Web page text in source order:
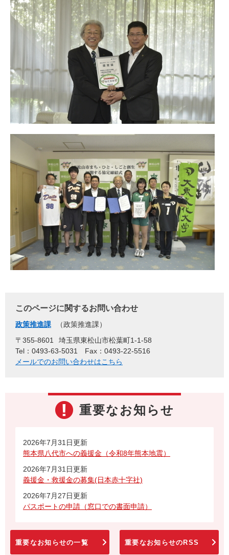
このページに関するお問い合わせ
政策推進課
政策推進課
〒355-8601
埼玉県東松山市松葉町1-1-58
Tel：0493-63-5031
Fax：0493-22-5516
メールでのお問い合わせはこちら
重要なお知らせ
2026年7月31日更新
熊本県八代市への義援金（令和8年熊本地震）
2026年7月31日更新
義援金・救援金の募集(日本赤十字社)
2026年7月27日更新
パスポートの申請（窓口での書面申請）
重要なお知らせの一覧 重要なお知らせのRSS